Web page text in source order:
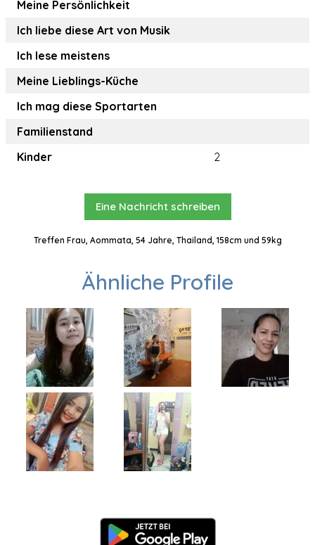
Meine Persönlichkeit
Ich liebe diese Art von Musik
Ich lese meistens
Meine Lieblings-Küche
Ich mag diese Sportarten
Familienstand
Kinder
2
Eine Nachricht schreiben
Treffen Frau, Aommata, 54 Jahre, Thailand, 158cm und 59kg
Ähnliche Profile